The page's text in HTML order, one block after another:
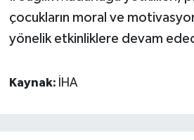
çocukların moral ve
yönelik etkinliklere devam
Kaynak: İHA